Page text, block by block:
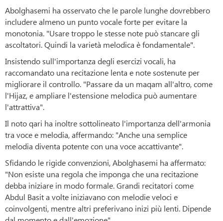
Abolghasemi ha osservato che le parole lunghe dovrebbero
includere almeno un punto vocale forte per evitare la
monotonia. "Usare troppo le stesse note può stancare gli
ascoltatori. Quindi la varietà melodica è fondamentale".
Insistendo sull'importanza degli esercizi vocali, ha
raccomandato una recitazione lenta e note sostenute per
migliorare il controllo. "Passare da un maqam all'altro, come
l'Hijaz, e ampliare l'estensione melodica può aumentare
l'attrattiva".
Il noto qari ha inoltre sottolineato l'importanza dell'armonia
tra voce e melodia, affermando: "Anche una semplice
melodia diventa potente con una voce accattivante".
Sfidando le rigide convenzioni, Abolghasemi ha affermato:
"Non esiste una regola che imponga che una recitazione
debba iniziare in modo formale. Grandi recitatori come
Abdul Basit a volte iniziavano con melodie veloci e
coinvolgenti, mentre altri preferivano inizi più lenti. Dipende